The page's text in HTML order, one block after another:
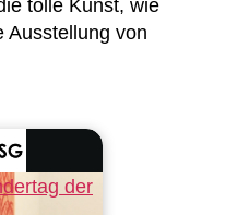
tolle Kunst, wie
Ausstellung von
der